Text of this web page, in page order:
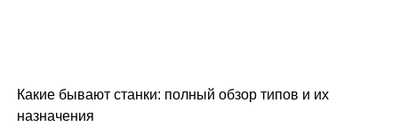
Советы
Какие бывают станки: полный обзор типов и их
назначения